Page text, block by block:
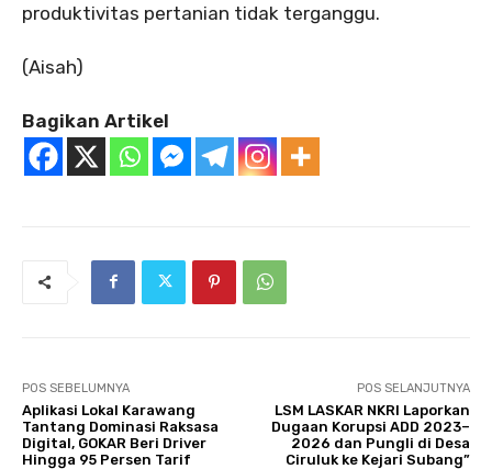
produktivitas pertanian tidak terganggu.
(Aisah)
Bagikan Artikel
POS SEBELUMNYA
Aplikasi Lokal Karawang
Tantang Dominasi Raksasa
Digital, GOKAR Beri Driver
Hingga 95 Persen Tarif
POS SELANJUTNYA
LSM LASKAR NKRI Laporkan
Dugaan Korupsi ADD 2023–
2026 dan Pungli di Desa
Ciruluk ke Kejari Subang”